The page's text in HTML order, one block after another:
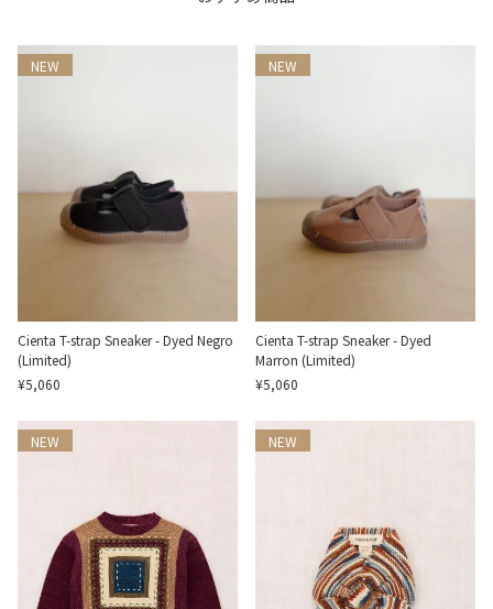
NEW
Cienta T-strap Sneaker - Dyed Negro
(Limited)
¥5,060
NEW
Cienta T-strap Sneaker - Dyed
Marron (Limited)
¥5,060
NEW NEW